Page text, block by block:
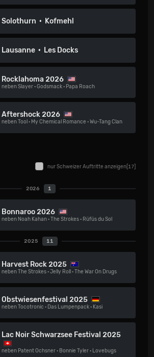
Solothurn · Kofmehl
Lausanne · Les Docks
Rocklahoma 2026
nebenSlayer·Godsmack· Papa Roach
Aftershock 2026
nebenTool · My Chemical Romance ·Wu-Tang Clan
nur Schweizer Auftritte anzeigen [17]
2026 1
Bonnaroo 2026
neben Noah Kahan·The Strokes· Rüfüs du Sol
2025 11
Harvest Rock 2025
nebenThe Strokes·Jelly Roll ·The War On Drugs
Obstwiesenfestival 2025
nebenTocotronic · Das Lumpenpack· Kasi
Lac Noir Schwarzsee Festival 2025
neben Patent Ochsner· Bonnie Tyler· Lovebugs